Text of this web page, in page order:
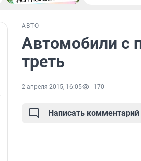
АВТО
Автомобили с
треть
2 апреля 2015, 16:05 170
Написать комментарий